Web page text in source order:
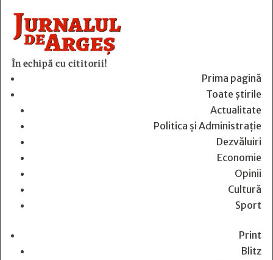
În echipă cu cititorii!
Prima pagină
Toate știrile
Actualitate
Politica și Administrație
Dezvăluiri
Economie
Opinii
Cultură
Sport
Print
Blitz